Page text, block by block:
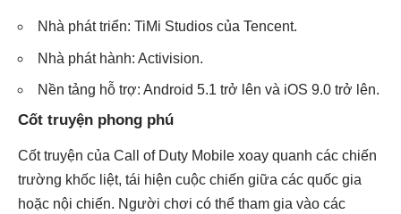
Nhà phát triển: TiMi Studios của Tencent.
Nhà phát hành: Activision.
Nền tảng hỗ trợ: Android 5.1 trở lên và iOS 9.0 trở lên.
Cốt truyện phong phú
Cốt truyện của Call of Duty Mobile xoay quanh các chiến
trường khốc liệt, tái hiện cuộc chiến giữa các quốc gia
hoặc nội chiến. Người chơi có thể tham gia vào các